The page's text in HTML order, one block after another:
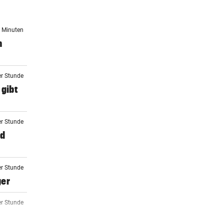
Minuten
Stunde
Stunde
Stunde
Stunde